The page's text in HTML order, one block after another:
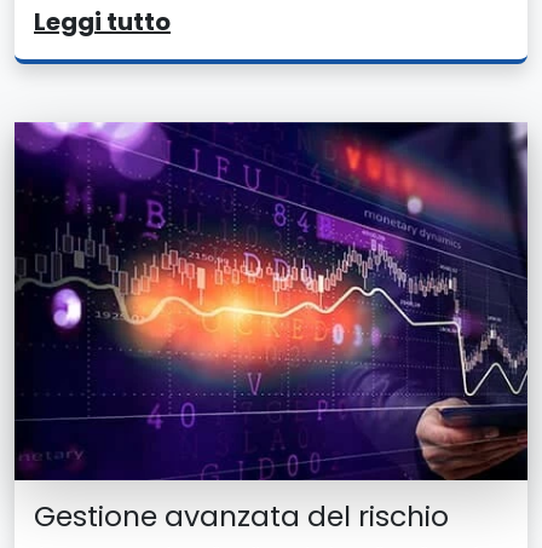
Leggi tutto
Gestione avanzata del rischio